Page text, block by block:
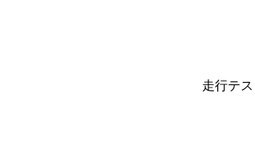
走行テ